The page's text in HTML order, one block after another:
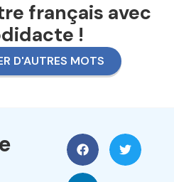
français avec
!
D'AUTRES MOTS